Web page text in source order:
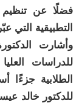
فضلًا عن تنظيم
التطبيقية التي
وأشارت
للدراسات
الطلابية جزءًا
للدكتور خالد